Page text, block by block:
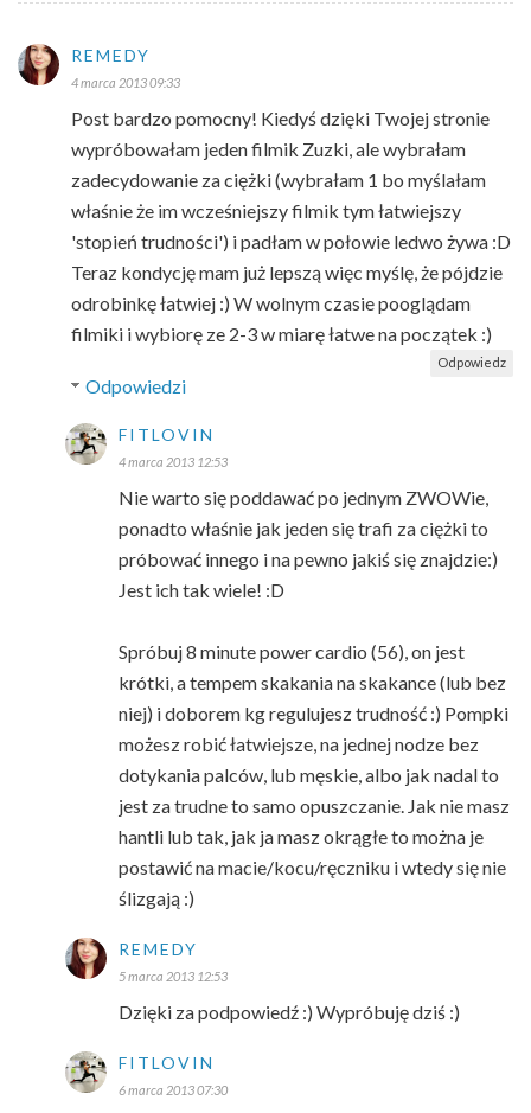
REMEDY
4 marca 2013 09:33
Post bardzo pomocny! Kiedyś dzięki Twojej stronie
wypróbowałam jeden filmik Zuzki, ale wybrałam
zadecydowanie za ciężki (wybrałam 1 bo myślałam
właśnie że im wcześniejszy filmik tym łatwiejszy
'stopień trudności') i padłam w połowie ledwo żywa :D
Teraz kondycję mam już lepszą więc myślę, że pójdzie
odrobinkę łatwiej :) W wolnym czasie pooglądam
filmiki i wybiorę ze 2-3 w miarę łatwe na początek :)
Odpowiedz
Odpowiedzi
FITLOVIN
4 marca 2013 12:53
Nie warto się poddawać po jednym ZWOWie,
ponadto właśnie jak jeden się trafi za ciężki to
próbować innego i na pewno jakiś się znajdzie:)
Jest ich tak wiele! :D
Spróbuj 8 minute power cardio (56), on jest
krótki, a tempem skakania na skakance (lub bez
niej) i doborem kg regulujesz trudność :) Pompki
możesz robić łatwiejsze, na jednej nodze bez
dotykania palców, lub męskie, albo jak nadal to
jest za trudne to samo opuszczanie. Jak nie masz
hantli lub tak, jak ja masz okrągłe to można je
postawić na macie/kocu/ręczniku i wtedy się nie
ślizgają :)
REMEDY
5 marca 2013 12:53
Dzięki za podpowiedź :) Wypróbuję dziś :)
FITLOVIN
6 marca 2013 07:30